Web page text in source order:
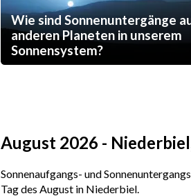
Wie sind Sonnenuntergänge
anderen Planeten in unserem
Sonnensystem?
August 2026 -
Sonnenaufgangs- und
Tag des August in Niederbiel.